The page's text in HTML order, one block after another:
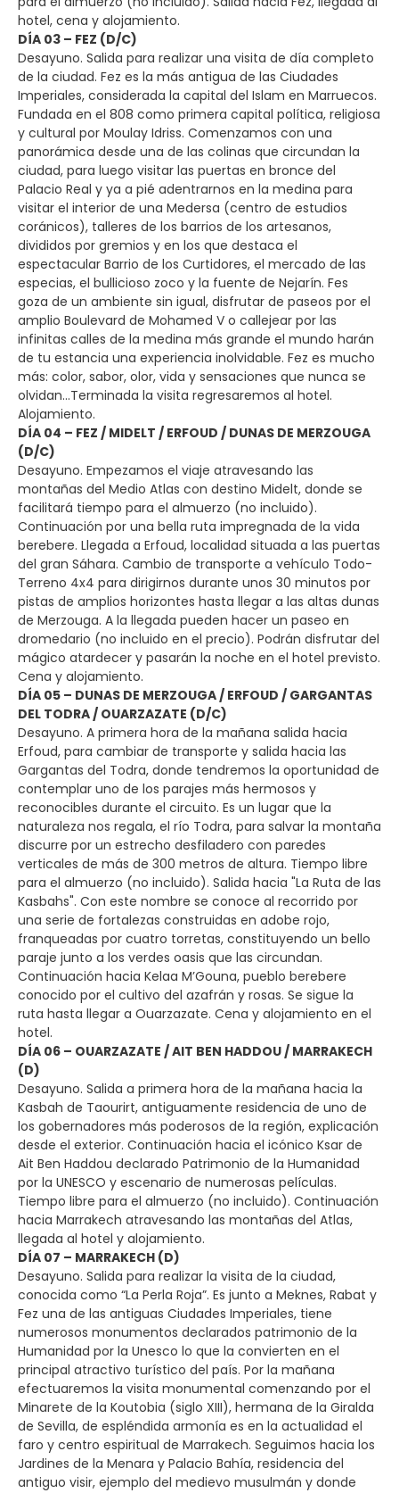
hotel, cena y alojamiento.
DÍA 03 – FEZ (D/C)
Desayuno. Salida para realizar una visita de día completo
de la ciudad. Fez es la más antigua de las Ciudades
Imperiales, considerada la capital del Islam en Marruecos.
Fundada en el 808 como primera capital política, religiosa
y cultural por Moulay Idriss. Comenzamos con una
panorámica desde una de las colinas que circundan la
ciudad, para luego visitar las puertas en bronce del
Palacio Real y ya a pié adentrarnos en la medina para
visitar el interior de una Medersa (centro de estudios
coránicos), talleres de los barrios de los artesanos,
divididos por gremios y en los que destaca el
espectacular Barrio de los Curtidores, el mercado de las
especias, el bullicioso zoco y la fuente de Nejarín. Fes
goza de un ambiente sin igual, disfrutar de paseos por el
amplio Boulevard de Mohamed V o callejear por las
infinitas calles de la medina más grande el mundo harán
de tu estancia una experiencia inolvidable. Fez es mucho
más: color, sabor, olor, vida y sensaciones que nunca se
olvidan...Terminada la visita regresaremos al hotel.
Alojamiento.
DÍA 04 – FEZ / MIDELT / ERFOUD / DUNAS DE MERZOUGA
(D/C)
Desayuno. Empezamos el viaje atravesando las
montañas del Medio Atlas con destino Midelt, donde se
facilitará tiempo para el almuerzo (no incluido).
Continuación por una bella ruta impregnada de la vida
berebere. Llegada a Erfoud, localidad situada a las puertas
del gran Sáhara. Cambio de transporte a vehículo Todo-
Terreno 4x4 para dirigirnos durante unos 30 minutos por
pistas de amplios horizontes hasta llegar a las altas dunas
de Merzouga. A la llegada pueden hacer un paseo en
dromedario (no incluido en el precio). Podrán disfrutar del
mágico atardecer y pasarán la noche en el hotel previsto.
Cena y alojamiento.
DÍA 05 – DUNAS DE MERZOUGA / ERFOUD / GARGANTAS
DEL TODRA / OUARZAZATE (D/C)
Desayuno. A primera hora de la mañana salida hacia
Erfoud, para cambiar de transporte y salida hacia las
Gargantas del Todra, donde tendremos la oportunidad de
contemplar uno de los parajes más hermosos y
reconocibles durante el circuito. Es un lugar que la
naturaleza nos regala, el río Todra, para salvar la montaña
discurre por un estrecho desfiladero con paredes
verticales de más de 300 metros de altura. Tiempo libre
para el almuerzo (no incluido). Salida hacia "La Ruta de las
Kasbahs". Con este nombre se conoce al recorrido por
una serie de fortalezas construidas en adobe rojo,
franqueadas por cuatro torretas, constituyendo un bello
paraje junto a los verdes oasis que las circundan.
Continuación hacia Kelaa M’Gouna, pueblo berebere
conocido por el cultivo del azafrán y rosas. Se sigue la
ruta hasta llegar a Ouarzazate. Cena y alojamiento en el
hotel.
DÍA 06 – OUARZAZATE / AIT BEN HADDOU / MARRAKECH
(D)
Desayuno. Salida a primera hora de la mañana hacia la
Kasbah de Taourirt, antiguamente residencia de uno de
los gobernadores más poderosos de la región, explicación
desde el exterior. Continuación hacia el icónico Ksar de
Ait Ben Haddou declarado Patrimonio de la Humanidad
por la UNESCO y escenario de numerosas películas.
Tiempo libre para el almuerzo (no incluido). Continuación
hacia Marrakech atravesando las montañas del Atlas,
llegada al hotel y alojamiento.
DÍA 07 – MARRAKECH (D)
Desayuno. Salida para realizar la visita de la ciudad,
conocida como “La Perla Roja”. Es junto a Meknes, Rabat y
Fez una de las antiguas Ciudades Imperiales, tiene
numerosos monumentos declarados patrimonio de la
Humanidad por la Unesco lo que la convierten en el
principal atractivo turístico del país. Por la mañana
efectuaremos la visita monumental comenzando por el
Minarete de la Koutobia (siglo XIII), hermana de la Giralda
de Sevilla, de espléndida armonía es en la actualidad el
faro y centro espiritual de Marrakech. Seguimos hacia los
Jardines de la Menara y Palacio Bahía, residencia del
antiguo visir, ejemplo del medievo musulmán y donde